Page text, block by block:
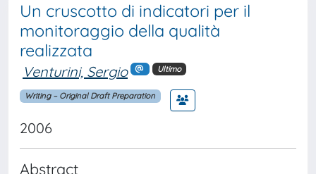
Un cruscotto di indicatori per il
monitoraggio della qualità
realizzata
Venturini, Sergio Ultimo
Writing – Original Draft Preparation
2006
Abstract